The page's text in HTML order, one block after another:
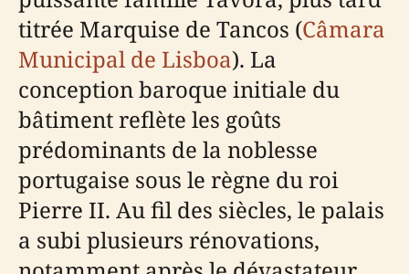
titrée Marquise de Tancos (Câmara
Municipal de Lisboa). La
conception baroque initiale du
bâtiment reflète les goûts
prédominants de la noblesse
portugaise sous le règne du roi
Pierre II. Au fil des siècles, le palais
a subi plusieurs rénovations,